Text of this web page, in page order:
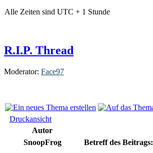
Alle Zeiten sind UTC + 1 Stunde
R.I.P. Thread
Moderator: Face97
Druckansicht
Autor
SnoopFrog
Betreff des Beitrags: